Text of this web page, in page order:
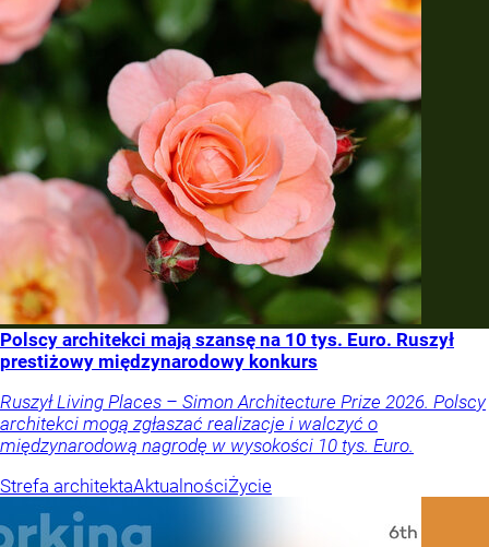
Polscy architekci mają szansę na 10 tys. Euro. Ruszył
prestiżowy międzynarodowy konkurs
Ruszył Living Places – Simon Architecture Prize 2026. Polscy
architekci mogą zgłaszać realizacje i walczyć o
międzynarodową nagrodę w wysokości 10 tys. Euro.
Strefa architektaAktualnościŻycie